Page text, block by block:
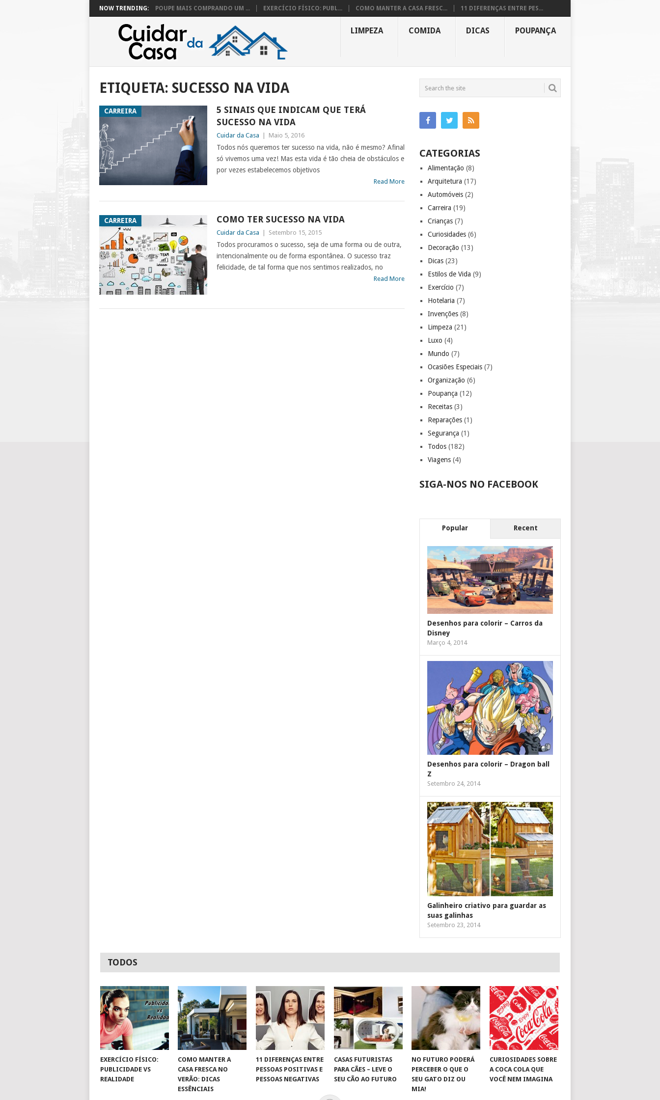
NOW TRENDING: POUPE MAIS COMPRANDO UM ... EXERCÍCIO FÍSICO: PUBL... COMO MANTER A CASA FRESC... 11 DIFERENÇAS ENTRE PES...
LIMPEZA COMIDA DICAS POUPANÇA
ETIQUETA: SUCESSO NA VIDA
CARREIRA
5 SINAIS QUE INDICAM QUE TERÁ
SUCESSO NA VIDA
Cuidar da Casa Maio 5, 2016
Todos nós queremos ter sucesso na vida, não é mesmo? Afinal
só vivemos uma vez! Mas esta vida é tão cheia de obstáculos e
por vezes estabelecemos objetivos
Read More
CARREIRA COMO TER SUCESSO NA VIDA
Cuidar da Casa Setembro 15, 2015
Todos procuramos o sucesso, seja de uma forma ou de outra,
intencionalmente ou de forma espontânea. O sucesso traz
felicidade, de tal forma que nos sentimos realizados, no
Read More
CATEGORIAS
Alimentação (8)
Arquitetura (17)
Automóveis (2)
Carreira (19)
Crianças (7)
Curiosidades (6)
Decoração (13)
Dicas (23)
Estilos de Vida (9)
Exercício (7)
Hotelaria (7)
Invenções (8)
Limpeza (21)
Luxo (4)
Mundo (7)
Ocasiões Especiais (7)
Organização (6)
Poupança (12)
Receitas (3)
Reparações (1)
Segurança (1)
Todos (182)
Viagens (4)
SIGA-NOS NO FACEBOOK
Popular Recent
Desenhos para colorir – Carros da
Disney
Março 4, 2014
Desenhos para colorir – Dragon ball
Z
Setembro 24, 2014
Galinheiro criativo para guardar as
suas galinhas
Setembro 23, 2014
TODOS
EXERCÍCIO FÍSICO:
PUBLICIDADE VS
REALIDADE
COMO MANTER A
CASA FRESCA NO
VERÃO: DICAS
ESSÊNCIAIS
11 DIFERENÇAS ENTRE
PESSOAS POSITIVAS E
PESSOAS NEGATIVAS
CASAS FUTURISTAS
PARA CÃES – LEVE O
SEU CÃO AO FUTURO
NO FUTURO PODERÁ
PERCEBER O QUE O
SEU GATO DIZ OU
MIA!
CURIOSIDADES SOBRE
A COCA COLA QUE
VOCÊ NEM IMAGINA